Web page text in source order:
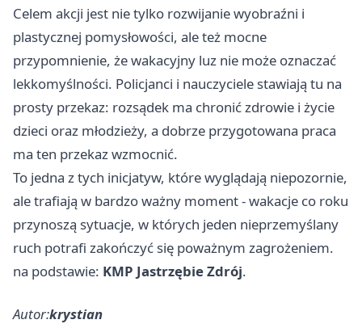
Celem akcji jest nie tylko rozwijanie wyobraźni i
plastycznej pomysłowości, ale też mocne
przypomnienie, że wakacyjny luz nie może oznaczać
lekkomyślności. Policjanci i nauczyciele stawiają tu na
prosty przekaz: rozsądek ma chronić zdrowie i życie
dzieci oraz młodzieży, a dobrze przygotowana praca
ma ten przekaz wzmocnić.
To jedna z tych inicjatyw, które wyglądają niepozornie,
ale trafiają w bardzo ważny moment - wakacje co roku
przynoszą sytuacje, w których jeden nieprzemyślany
ruch potrafi zakończyć się poważnym zagrożeniem.
na podstawie: KMP Jastrzębie Zdrój.
Autor:krystian